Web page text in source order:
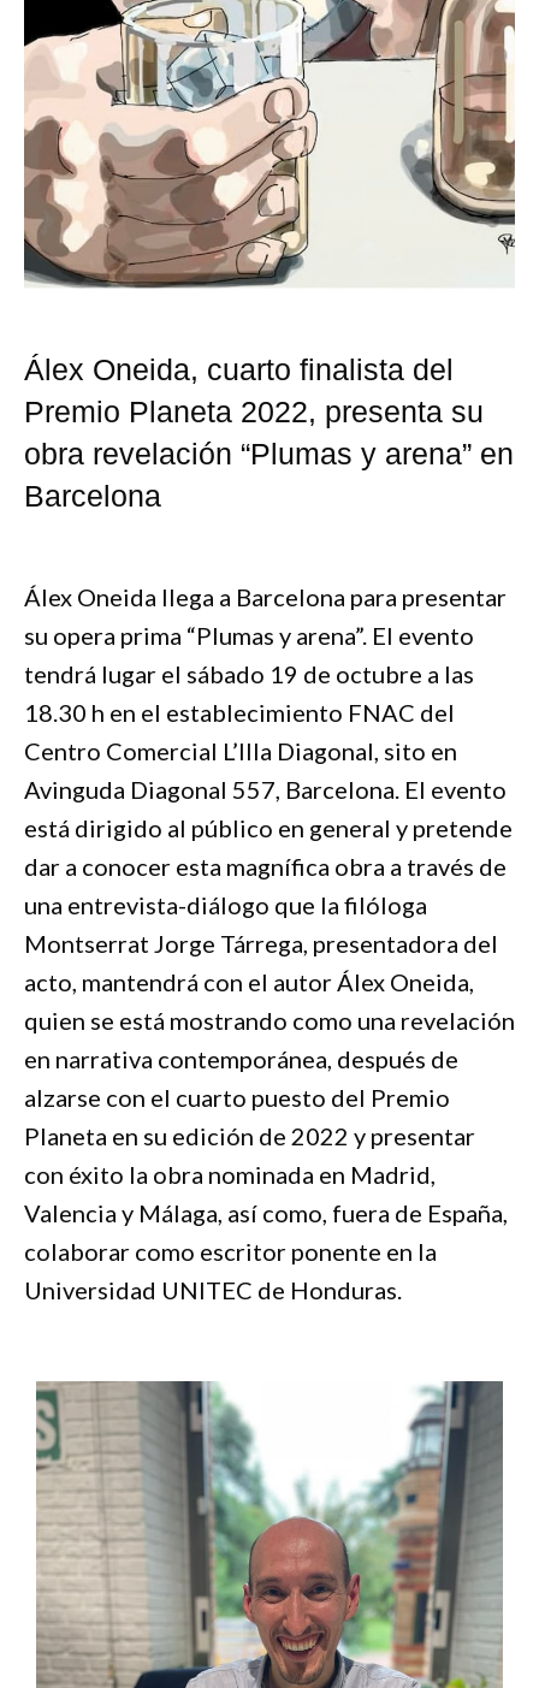
Álex Oneida, cuarto finalista del
Premio Planeta 2022, presenta su
obra revelación “Plumas y arena” en
Barcelona
Álex Oneida llega a Barcelona para presentar
su opera prima “Plumas y arena”. El evento
tendrá lugar el sábado 19 de octubre a las
18.30 h en el establecimiento FNAC del
Centro Comercial L’Illa Diagonal, sito en
Avinguda Diagonal 557, Barcelona. El evento
está dirigido al público en general y pretende
dar a conocer esta magnífica obra a través de
una entrevista-diálogo que la filóloga
Montserrat Jorge Tárrega, presentadora del
acto, mantendrá con el autor Álex Oneida,
quien se está mostrando como una revelación
en narrativa contemporánea, después de
alzarse con el cuarto puesto del Premio
Planeta en su edición de 2022 y presentar
con éxito la obra nominada en Madrid,
Valencia y Málaga, así como, fuera de España,
colaborar como escritor ponente en la
Universidad UNITEC de Honduras.